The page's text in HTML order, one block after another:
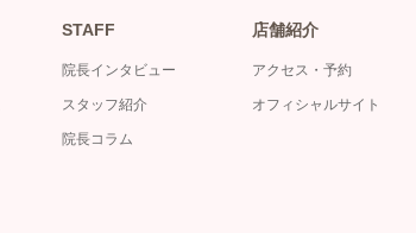
STAFF
院長インタビュー
スタッフ紹介
院長コラム
店舗紹介
アクセス・予約
オフィシャルサイト